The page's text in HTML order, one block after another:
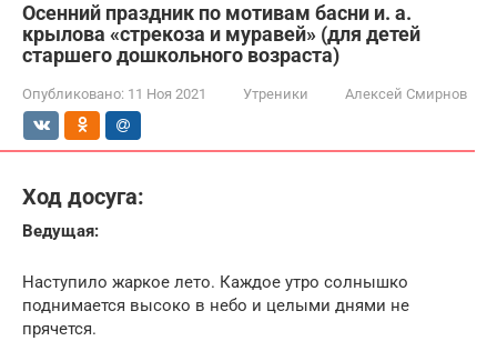
Осенний праздник по мотивам басни и. а.
крылова «стрекоза и муравей» (для детей
старшего дошкольного возраста)
Опубликовано: 11 Ноя 2021 Утреники Алексей Смирнов
Ход досуга:
Ведущая:
Наступило жаркое лето. Каждое утро солнышко
поднимается высоко в небо и целыми днями не
прячется.